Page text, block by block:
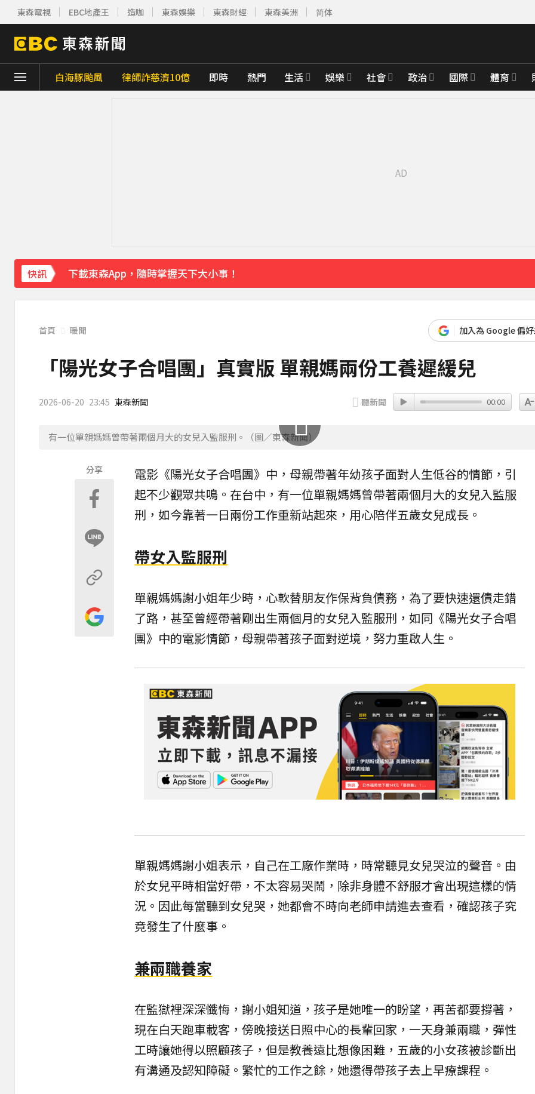
東森電視 EBC地產王 造咖 東森娛樂 東森財經 東森美洲 简体
白海豚颱風 律師詐慈濟10億 即時 熱門 生活 娛樂 社會 政治 國際 體育
快訊
下載東森App，隨時掌握天下大小事！
《理財達人秀》X 安聯投信免費講座報名中！搶先卡位 2027
首頁 暖聞 加入為 Google 偏
「陽光女子合唱團」真實版 單親媽兩份工養遲緩兒
2026-06-20 23:45 東森新聞 聽新聞 00:00
有一位單親媽媽曾帶著兩個月大的女兒入監服刑。（圖／東森新聞）
分享 電影《陽光女子合唱團》中，母親帶著年幼孩子面對人生低谷的情節，引
起不少觀眾共鳴。在台中 ，有一位單親媽媽曾帶著兩個月大的女兒入監服
刑，如今靠著一日兩份工作重新站起來，用心陪伴五歲女兒成長。
帶女入監服刑
單親媽媽謝小姐年少時，心軟替朋友作保背負債務，為了要快速還債走錯
了路，甚至曾經帶著剛出生兩個月的女兒入監服刑，如同《陽光女子合唱
團》中的電影情節，母親帶著孩子面對逆境，努力重啟人生。
單親媽媽謝小姐表示，自己在工廠作業時，時常聽見女兒哭泣的聲音。由
於女兒平時相當好帶，不太容易哭鬧，除非身體不舒服才會出現這樣的情
況。因此每當聽到女兒哭，她都會不時向老師申請進去查看，確認孩子究
竟發生了什麼事。
兼兩職養家
在監獄裡深深懺悔，謝小姐知道，孩子是她唯一的盼望，再苦都要撐著，
現在白天跑車載客，傍晚接送日照中心的長輩回家，一天身兼兩職，彈性
工時讓她得以照顧孩子，但是教養遠比想像困難，五歲的小女孩被診斷出
有溝通及認知障礙。繁忙的工作之餘，她還得帶孩子去上早療課程。